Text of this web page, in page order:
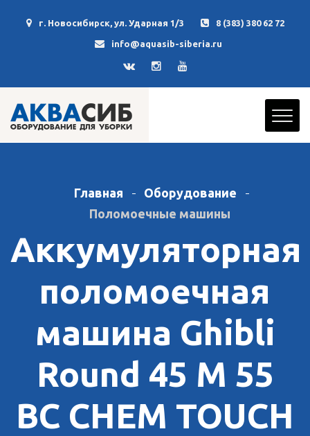
г. Новосибирск, ул. Ударная 1/3 8 (383) 380 62 72
info@aquasib-siberia.ru
Главная
Оборудование
Поломоечные машины
Аккумуляторная
поломоечная
машина Ghibli
Round 45 M 55
BC CHEM TOUCH